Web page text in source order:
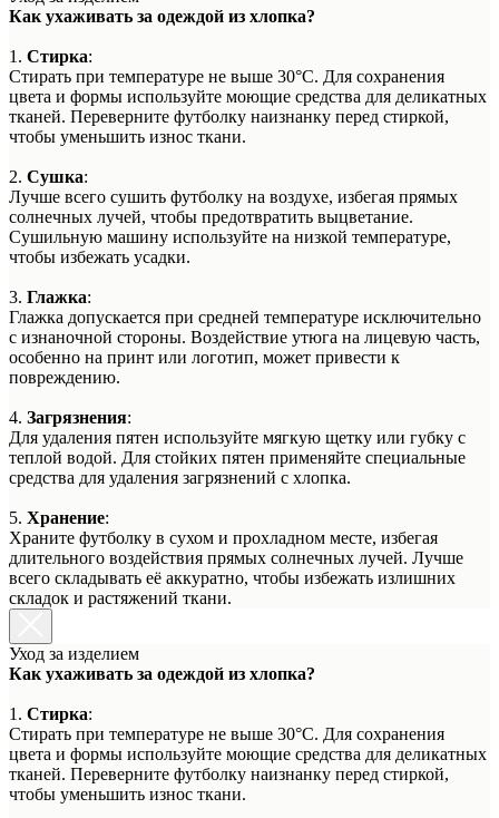
Как ухаживать за одеждой из хлопка?
1. Стирка:
Стирать при температуре не выше 30°C. Для сохранения
цвета и формы используйте моющие средства для деликатных
тканей. Переверните футболку наизнанку перед стиркой,
чтобы уменьшить износ ткани.
2. Сушка:
Лучше всего сушить футболку на воздухе, избегая прямых
солнечных лучей, чтобы предотвратить выцветание.
Сушильную машину используйте на низкой температуре,
чтобы избежать усадки.
3. Глажка:
Глажка допускается при средней температуре исключительно
с изнаночной стороны. Воздействие утюга на лицевую часть,
особенно на принт или логотип, может привести к
повреждению.
4. Загрязнения:
Для удаления пятен используйте мягкую щетку или губку с
теплой водой. Для стойких пятен применяйте специальные
средства для удаления загрязнений с хлопка.
5. Хранение:
Храните футболку в сухом и прохладном месте, избегая
длительного воздействия прямых солнечных лучей. Лучше
всего складывать её аккуратно, чтобы избежать излишних
складок и растяжений ткани.
Уход за изделием
Как ухаживать за одеждой из хлопка?
1. Стирка:
Стирать при температуре не выше 30°C. Для сохранения
цвета и формы используйте моющие средства для деликатных
тканей. Переверните футболку наизнанку перед стиркой,
чтобы уменьшить износ ткани.